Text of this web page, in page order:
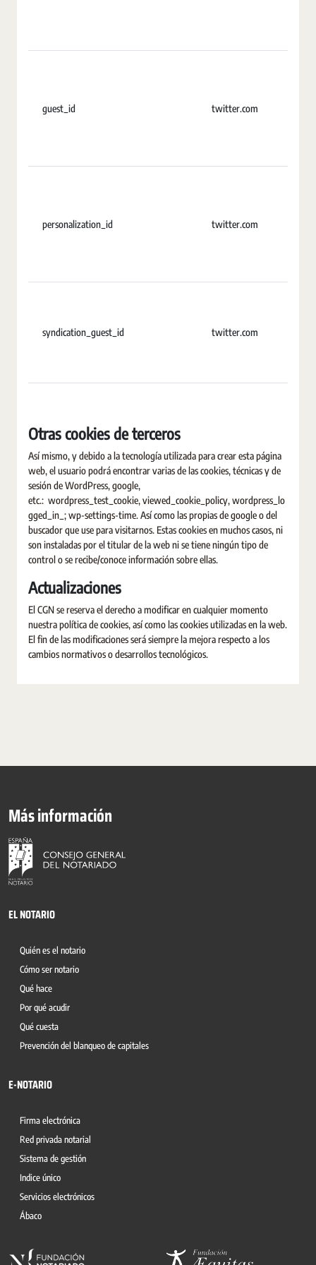
guest_id twitter.com
personalization_id twitter.com
syndication_guest_id twitter.com
Otras cookies de terceros
Así mismo, y debido a la tecnología utilizada para crear esta página
web, el usuario podrá encontrar varias de las cookies, técnicas y de
sesión de WordPress, google,
etc.: wordpress_test_cookie, viewed_cookie_policy, wordpress_lo
gged_in_; wp-settings-time. Así como las propias de google o del
buscador que use para visitarnos. Estas cookies en muchos casos, ni
son instaladas por el titular de la web ni se tiene ningún tipo de
control o se recibe/conoce información sobre ellas.
Actualizaciones
El CGN se reserva el derecho a modificar en cualquier momento
nuestra política de cookies, así como las cookies utilizadas en la web.
El fin de las modificaciones será siempre la mejora respecto a los
cambios normativos o desarrollos tecnológicos.
Más información
EL NOTARIO
Quién es el notario
Cómo ser notario
Qué hace
Por qué acudir
Qué cuesta
Prevención del blanqueo de capitales
E-NOTARIO
Firma electrónica
Red privada notarial
Sistema de gestión
Indice único
Servicios electrónicos
Ábaco